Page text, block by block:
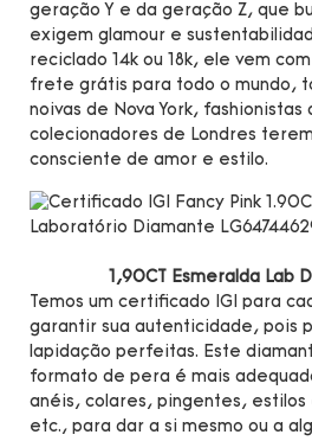
geração Y e da geração Z, que
exigem glamour e
reciclado 14k ou 18k, ele vem
frete grátis para todo o mundo,
noivas de Nova York, fashionistas
colecionadores de Londres
consciente de amor e estilo.
1,90CT Esmeralda Lab
Temos um certificado IGI para
garantir sua autenticidade, pois
lapidação perfeitas. Este
formato de pera é mais
anéis, colares, pingentes,
etc., para dar a si mesmo ou a